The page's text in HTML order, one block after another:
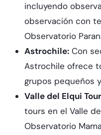
incluyendo
observación con
Observatorio
Astrochile:Con
Astrochile ofrece
grupos pequeños
Valle del Elqui
tours en el Valle
Observatorio